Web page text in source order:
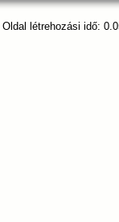
Oldal létrehozási idő: